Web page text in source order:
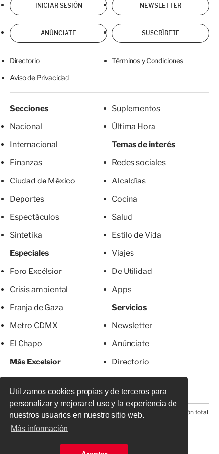
Utilizamos cookies propias y de terceros para
personalizar y mejorar el uso y la experiencia de
nuestros usuarios en nuestro sitio web.
Más información
INICIAR SESIÓN NEWSLETTER
ANÚNCIATE SUSCRÍBETE
Directorio Términos y Condiciones
Aviso de Privacidad
Secciones
Nacional
Internacional
Finanzas
Ciudad de México
Deportes
Espectáculos
Sintetika
Especiales
Foro Excélsior
Crisis ambiental
Franja de Gaza
Metro CDMX
El Chapo
Más Excelsior
Mujeres
Suplementos
Última Hora
Temas de interés
Redes sociales
Alcaldías
Cocina
Salud
Estilo de Vida
Viajes
De Utilidad
Apps
Servicios
Newsletter
Anúnciate
Directorio
Suscripciones
© 2026 Todos los derechos reservados. Prohibida la reproducción total
o parcial, incluyendo cualquier medio electrónico*